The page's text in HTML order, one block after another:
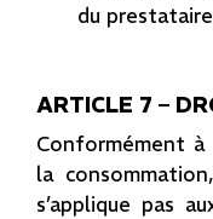
du
ARTICLE 7 –
Conformément à
la
s’applique pas